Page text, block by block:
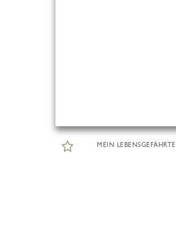
MEIN LEBENSGEFÄHRTE